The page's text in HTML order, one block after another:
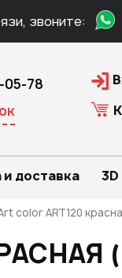
звоните:
05-78
доставка
color ART120